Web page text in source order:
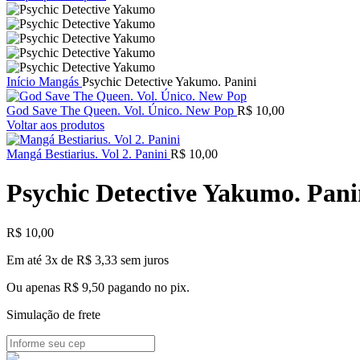
Início Mangás Psychic Detective Yakumo. Panini
God Save The Queen. Vol. Único. New Pop R$ 10,00
Voltar aos produtos
Mangá Bestiarius. Vol 2. Panini R$ 10,00
Psychic Detective Yakumo.
R$ 10,00
Em até 3x de R$ 3,33 sem juros
Ou apenas R$ 9,50 pagando no pix.
Simulação de frete